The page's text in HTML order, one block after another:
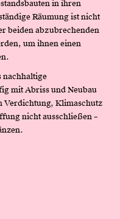
in ihren
Räumung ist nicht
beiden abzubrechenden
um ihnen einen
nachhaltige
mit Abriss und Neubau
Verdichtung, Klimaschutz
nicht ausschließen –